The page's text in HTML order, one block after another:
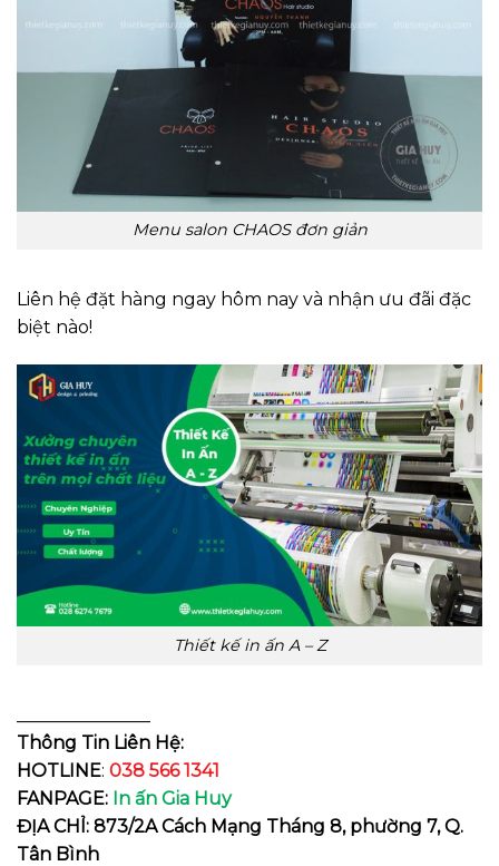
Menu salon CHAOS đơn giản
Liên hệ đặt hàng ngay hôm nay và nhận ưu đãi đặc
biệt nào!
Thiết kế in ấn A – Z
Thông Tin Liên Hệ:
HOTLINE: 038 566 1341
FANPAGE: In ấn Gia Huy
ĐỊA CHỈ: 873/2A Cách Mạng Tháng 8, phường 7, Q.
Tân Bình